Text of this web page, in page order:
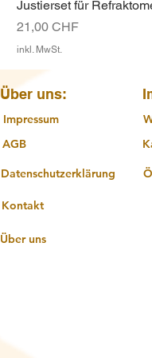
Justierset für
Preis
21,00 CHF
inkl. MwSt.
Über uns:
Impressum
AGB
Datenschutzerklärung
Kontakt
Über uns